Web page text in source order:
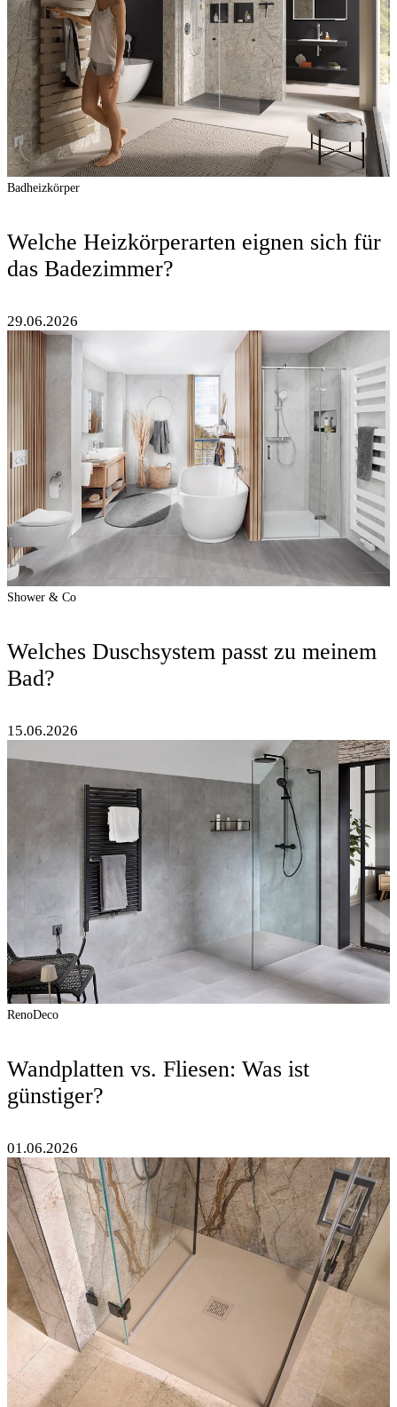
Badheizkörper
Welche Heizkörperarten eignen sich für
das Badezimmer?
29.06.2026
Shower & Co
Welches Duschsystem passt zu meinem
Bad?
15.06.2026
RenoDeco
Wandplatten vs. Fliesen: Was ist
günstiger?
01.06.2026